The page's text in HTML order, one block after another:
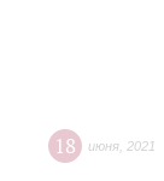
18 июня 2021